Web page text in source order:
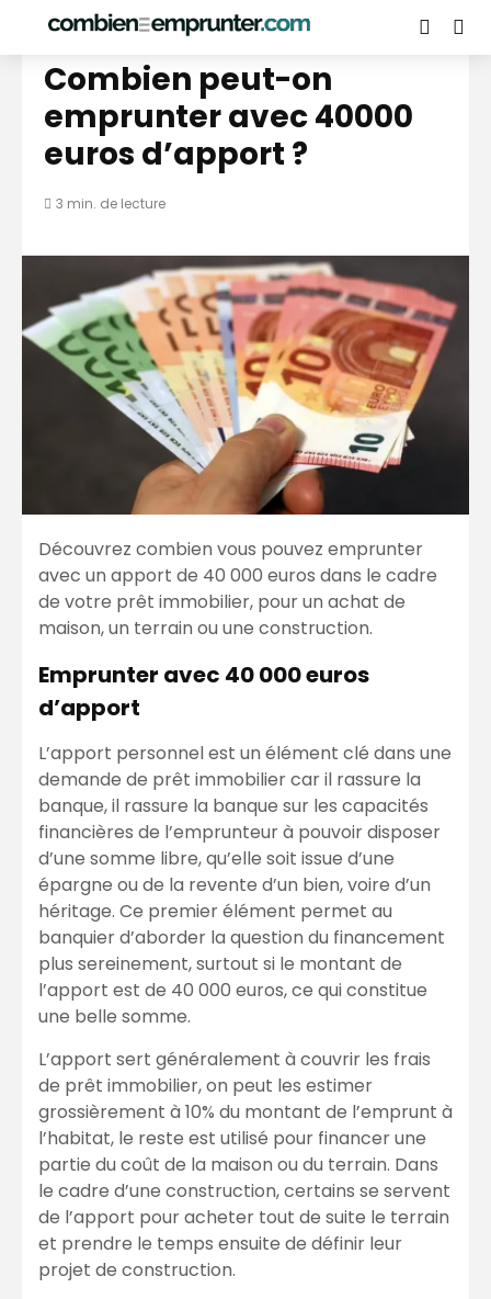
PRÊT IMMOBILIER
Combien peut-on
emprunter avec 40000
euros d’apport ?
3 min. de lecture
Découvrez combien vous pouvez emprunter
avec un apport de 40 000 euros dans le cadre
de votre prêt immobilier, pour un achat de
maison, un terrain ou une construction.
Emprunter avec 40 000 euros
d’apport
L’apport personnel est un élément clé dans une
demande de prêt immobilier car il rassure la
banque, il rassure la banque sur les capacités
financières de l’emprunteur à pouvoir disposer
d’une somme libre, qu’elle soit issue d’une
épargne ou de la revente d’un bien, voire d’un
héritage. Ce premier élément permet au
banquier d’aborder la question du financement
plus sereinement, surtout si le montant de
l’apport est de 40 000 euros, ce qui constitue
une belle somme.
L’apport sert généralement à couvrir les frais
de prêt immobilier, on peut les estimer
grossièrement à 10% du montant de l’emprunt à
l’habitat, le reste est utilisé pour financer une
partie du coût de la maison ou du terrain. Dans
le cadre d’une construction, certains se servent
de l’apport pour acheter tout de suite le terrain
et prendre le temps ensuite de définir leur
projet de construction.